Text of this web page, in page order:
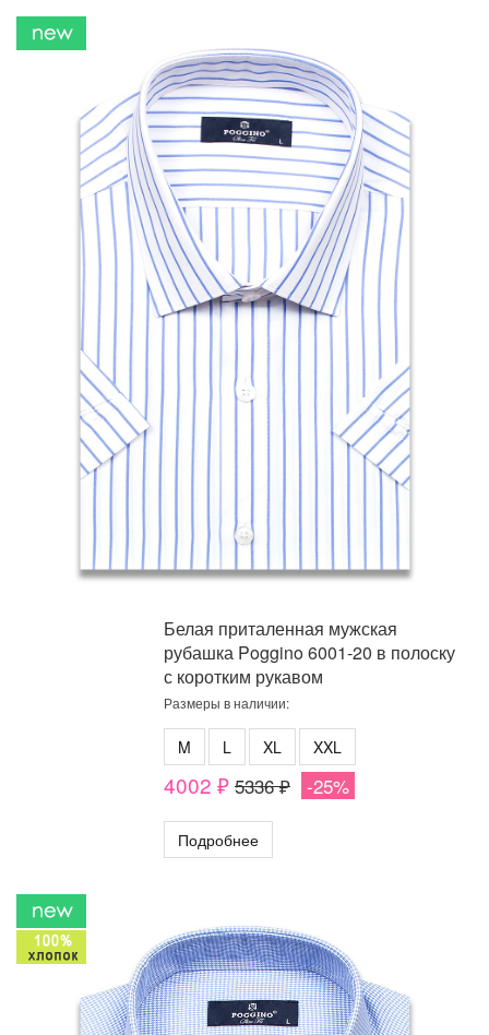
Белая приталенная мужская
рубашка Poggino 6001-20 в полоску
с коротким рукавом
Размеры в наличии:
M L XL XXL
4002 ₽ 5336 ₽ -25%
Подробнее